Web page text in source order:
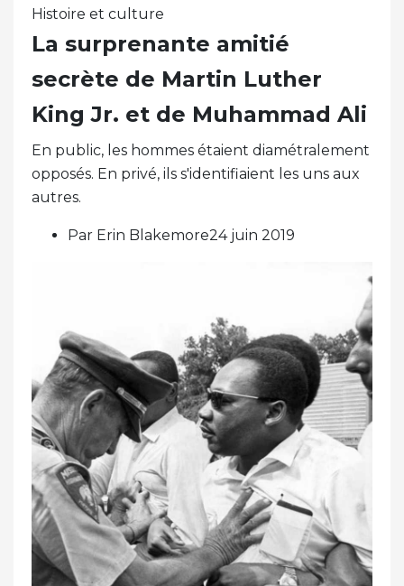
Histoire et culture
La surprenante amitié
secrète de Martin Luther
King Jr. et de Muhammad Ali
En public, les hommes étaient diamétralement
opposés. En privé, ils s'identifiaient les uns aux
autres.
Par Erin Blakemore24 juin 2019